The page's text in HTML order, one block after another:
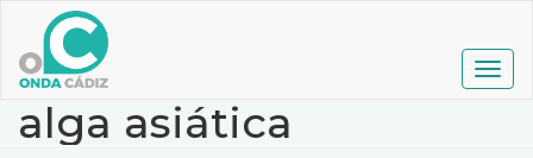
contenido
principal
alga asiática